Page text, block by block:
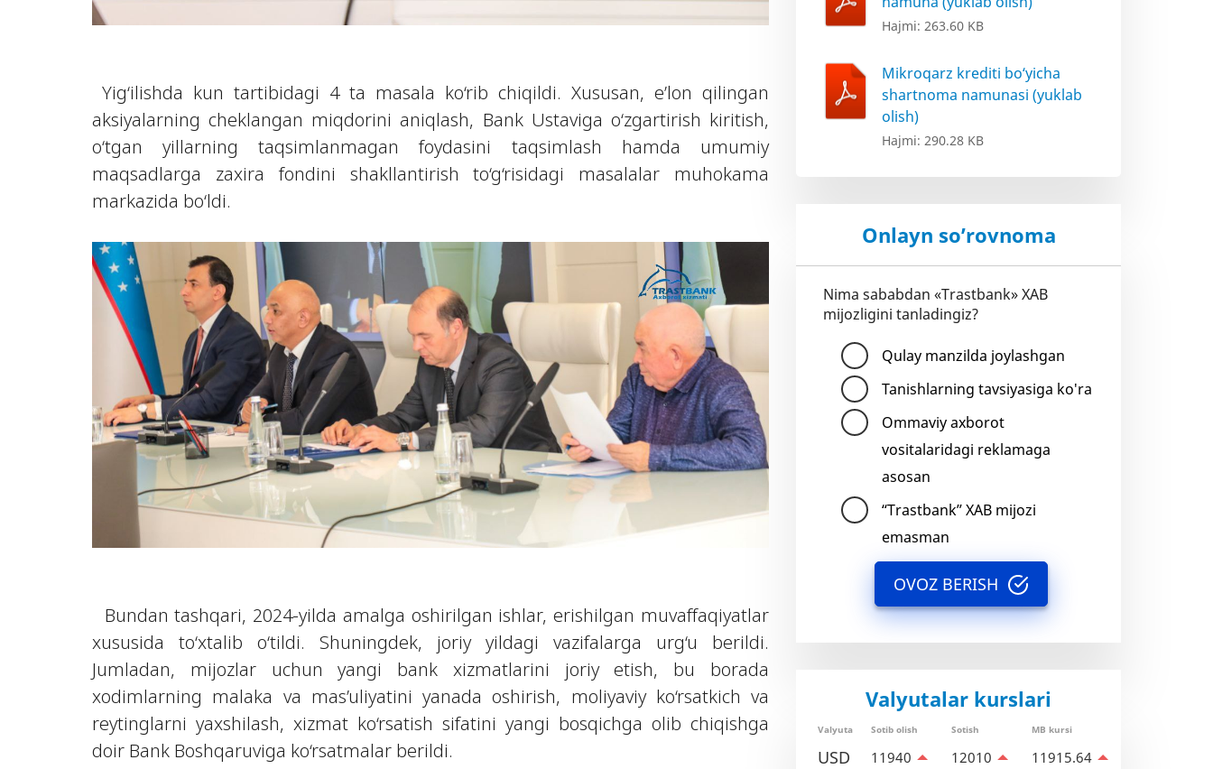
Yig‘ilishda kun tartibidagi 4 ta masala ko‘rib chiqildi. Xususan, e’lon qilingan
aksiyalarning cheklangan miqdorini aniqlash, Bank Ustaviga o‘zgartirish kiritish,
o‘tgan yillarning taqsimlanmagan foydasini taqsimlash hamda umumiy
maqsadlarga zaxira fondini shakllantirish to‘g‘risidagi masalalar muhokama
markazida bo‘ldi.
Bundan tashqari, 2024-yilda amalga oshirilgan ishlar, erishilgan muvaffaqiyatlar
xususida to‘xtalib o‘tildi. Shuningdek, joriy yildagi vazifalarga urg‘u berildi.
Jumladan, mijozlar uchun yangi bank xizmatlarini joriy etish, bu borada
xodimlarning malaka va mas’uliyatini yanada oshirish, moliyaviy ko‘rsatkich va
reytinglarni yaxshilash, xizmat ko‘rsatish sifatini yangi bosqichga olib chiqishga
doir Bank Boshqaruviga ko‘rsatmalar berildi.
Hajmi: 263.60 KB
Mikroqarz krediti bo‘yicha
shartnoma namunasi (yuklab
olish)
Hajmi: 290.28 KB
Onlayn so’rovnoma
Nima sababdan «Trastbank» XAB
mijozligini tanladingiz?
Qulay manzilda joylashgan
Tanishlarning tavsiyasiga ko'ra
Ommaviy axborot
vositalaridagi reklamaga
asosan
“Trastbank” XAB mijozi
emasman
OVOZ BERISH
Valyutalar kurslari
Valyuta Sotib olish Sotish MB kursi
USD 11940 12010 11915.64